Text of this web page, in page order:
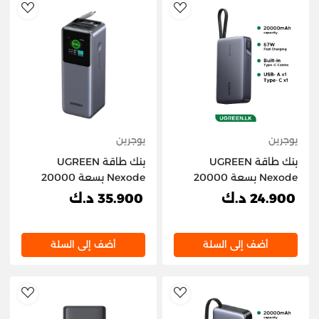
AddToWishlist
يوجرين
بنك طاقة UGREEN
Nexode بسعة 20000
24.900 د.ك
أضف إلى السلة
يوجرين
بنك طاقة UGREEN
Nexode بسعة 20000
35.900 د.ك
أضف إلى السلة
AddToWishlist